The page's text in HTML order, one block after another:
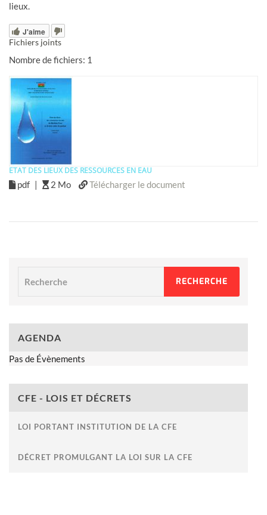
lieux.
J'aime
Fichiers joints
Nombre de fichiers: 1
ETAT DES LIEUX DES RESSOURCES EN EAU
pdf 2 Mo Télécharger le document
RECHERCHE
AGENDA
Pas de Évènements
CFE - LOIS ET DÉCRETS
LOI PORTANT INSTITUTION DE LA CFE
DÉCRET PROMULGANT LA LOI SUR LA CFE